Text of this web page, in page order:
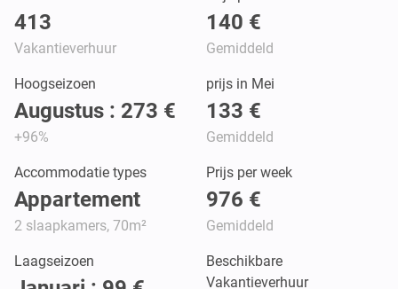
413
Vakantieverhuur
140 €
Gemiddeld
Hoogseizoen
Augustus : 273 €
+96%
prijs in Mei
133 €
Gemiddeld
Accommodatie types
Appartement
2 slaapkamers, 70m²
Prijs per week
976 €
Gemiddeld
Laagseizoen
Beschikbare
Vakantieverhuur